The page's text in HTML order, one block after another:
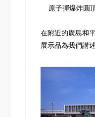
原子彈爆炸圓
在附近的廣島和
展示品為我們講